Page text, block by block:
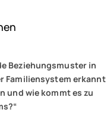
Beziehungsmuster in
Familiensystem erkannt
und wie kommt es zu